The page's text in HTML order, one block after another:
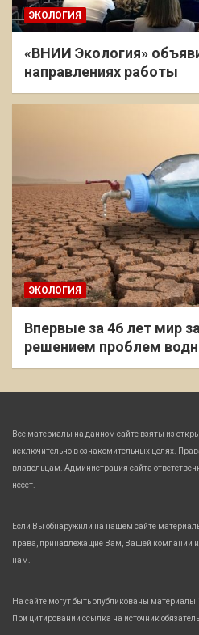
ЭКОЛОГИЯ
«ВНИИ Экология»
направлениях работы
ЭКОЛОГИЯ
Впервые за 46 лет мир
решением проблем
Все материалы на данном сайте взяты из
исключительно в ознакомительных целях.
владельцам. Администрация сайта
несет.
Если Вы обнаружили на нашем сайте
права, принадлежащие Вам, Вашей компании
нам.
На сайте могут быть опубликованы материалы
При цитировании ссылка на источник